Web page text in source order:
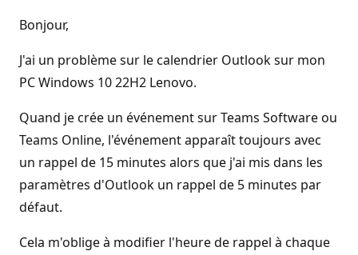
Bonjour,
J'ai un problème sur le calendrier Outlook sur mon
PC Windows 10 22H2 Lenovo.
Quand je crée un événement sur Teams Software ou
Teams Online, l'événement apparaît toujours avec
un rappel de 15 minutes alors que j'ai mis dans les
paramètres d'Outlook un rappel de 5 minutes par
défaut.
Cela m'oblige à modifier l'heure de rappel à chaque